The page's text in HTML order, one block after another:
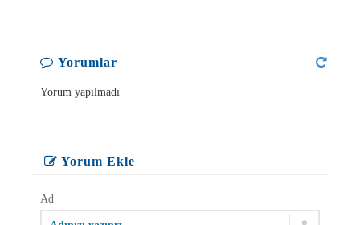
Yorumlar
Yorum yapılmadı
Yorum Ekle
Ad